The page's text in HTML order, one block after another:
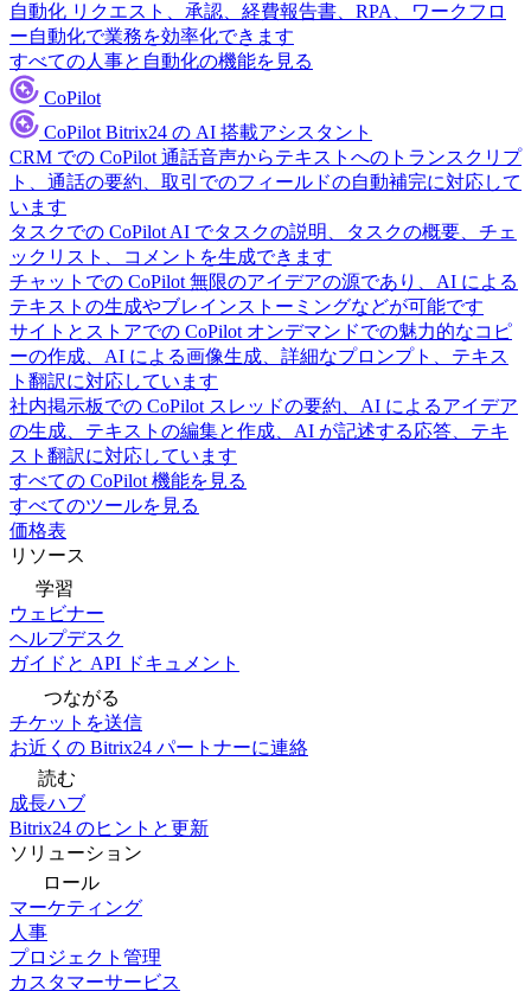
自動化 リクエスト、承認、経費報告書、RPA、ワークフロ
ー自動化で業務を効率化できます
すべての人事と自動化の機能を見る
CoPilot
CoPilot Bitrix24 の AI 搭載アシスタント
CRM での CoPilot 通話音声からテキストへのトランスクリプ
ト、通話の要約、取引でのフィールドの自動補完に対応して
います
タスクでの CoPilot AI でタスクの説明、タスクの概要、チェ
ックリスト、コメントを生成できます
チャットでの CoPilot 無限のアイデアの源であり、AI による
テキストの生成やブレインストーミングなどが可能です
サイトとストアでの CoPilot オンデマンドでの魅力的なコピ
ーの作成、AI による画像生成、詳細なプロンプト、テキス
ト翻訳に対応しています
社内掲示板での CoPilot スレッドの要約、AI によるアイデア
の生成、テキストの編集と作成、AI が記述する応答、テキ
スト翻訳に対応しています
すべての CoPilot 機能を見る
すべてのツールを見る
価格表
リソース
学習
ウェビナー
ヘルプデスク
ガイドと API ドキュメント
つながる
チケットを送信
お近くの Bitrix24 パートナーに連絡
読む
成長ハブ
Bitrix24 のヒントと更新
ソリューション
ロール
マーケティング
人事
プロジェクト管理
カスタマーサービス